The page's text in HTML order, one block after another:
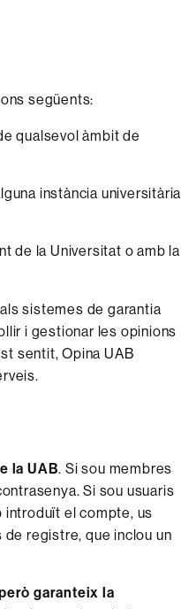
següents:
qualsevol àmbit de
instància universitària
de la Universitat o amb la
sistemes de garantia
i gestionar les opinions
sentit, Opina UAB
la UAB. Si sou membres
Si sou usuaris
introduït el compte, us
registre, que inclou un
garanteix la